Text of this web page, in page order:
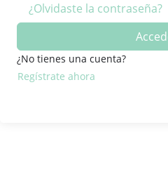
¿Olvidaste la contraseña?
¿No tienes una cuenta?
Regístrate ahora